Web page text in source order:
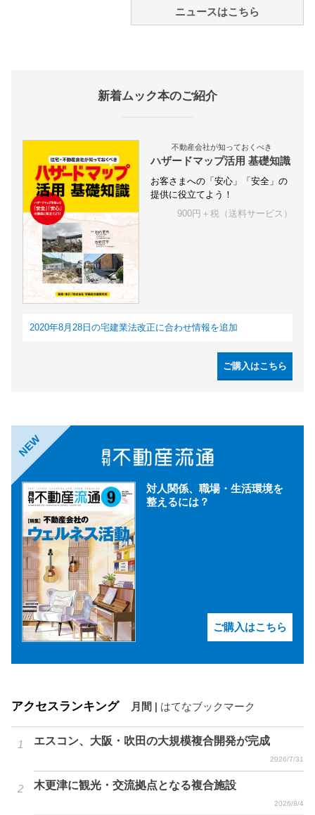
ニュースはこちら
新着ムック本のご紹介
不動産会社が知っておくべき
ハザードマップ活用 基礎知識
お客さまへの「安心」「安全」の
提供に役立てよう！
900円＋税（送料サービス）
2020年8月28日の宅建業法改正に合わせ情報を追加
ご購入はこちら
NEW
対人関係、職場・生活環境を
整えるには？
ご購入はこちら
アクセスランキング 月間 はてなブックマーク
エスコン、大阪・吹田の大規模複合開発が完成
2026/7/31
木更津に観光・交流拠点となる複合施設
2026/8/4